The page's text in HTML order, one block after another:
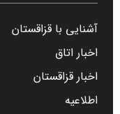
آشنایی با قزاقستان
اخبار اتاق
اخبار قزاقستان
اطلاعیه